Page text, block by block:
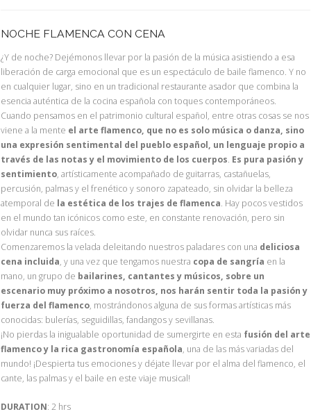
NOCHE FLAMENCA CON CENA
¿Y de noche? Dejémonos llevar por la pasión de la música asistiendo a esa
liberación de carga emocional que es un espectáculo de baile flamenco. Y no
en cualquier lugar, sino en un tradicional restaurante asador que combina la
esencia auténtica de la cocina española con toques contemporáneos.
Cuando pensamos en el patrimonio cultural español, entre otras cosas se nos
viene a la mente el arte flamenco, que no es solo música o danza, sino
una expresión sentimental del pueblo español, un lenguaje propio a
través de las notas y el movimiento de los cuerpos. Es pura pasión y
sentimiento, artísticamente acompañado de guitarras, castañuelas,
percusión, palmas y el frenético y sonoro zapateado, sin olvidar la belleza
atemporal de la estética de los trajes de flamenca. Hay pocos vestidos
en el mundo tan icónicos como este, en constante renovación, pero sin
olvidar nunca sus raíces.
Comenzaremos la velada deleitando nuestros paladares con una deliciosa
cena incluida, y una vez que tengamos nuestra copa de sangría en la
mano, un grupo de bailarines, cantantes y músicos, sobre un
escenario muy próximo a nosotros, nos harán sentir toda la pasión y
fuerza del flamenco, mostrándonos alguna de sus formas artísticas más
conocidas: bulerías, seguidillas, fandangos y sevillanas.
¡No pierdas la inigualable oportunidad de sumergirte en esta fusión del arte
flamenco y la rica gastronomía española, una de las más variadas del
mundo! ¡Despierta tus emociones y déjate llevar por el alma del flamenco, el
cante, las palmas y el baile en este viaje musical!
DURATION: 2 hrs